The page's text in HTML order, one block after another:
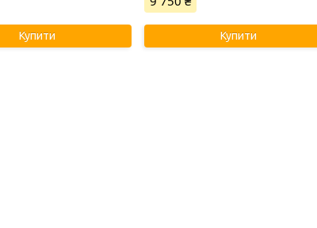
Купити Купити